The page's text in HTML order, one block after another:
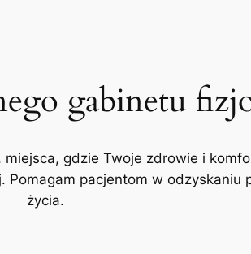
gabinetu
gdzie Twoje zdrowie i
pacjentom w odzyskaniu
życia.